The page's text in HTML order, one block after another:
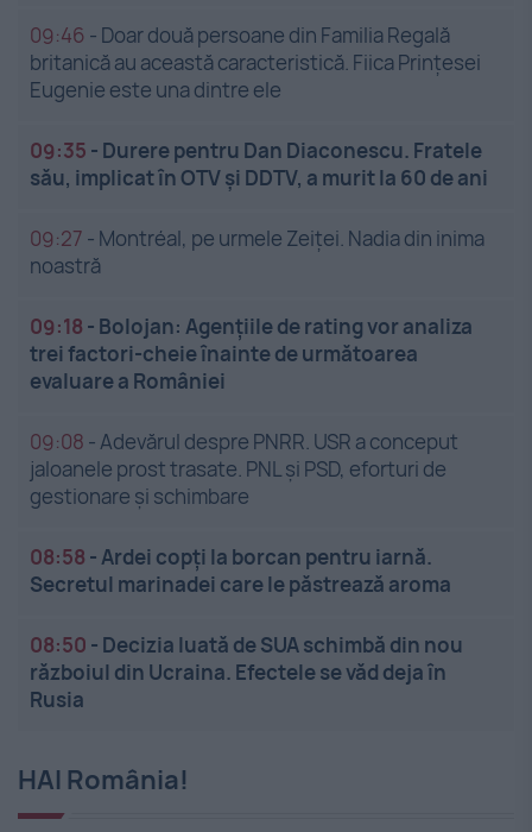
09:46 - Doar două persoane din Familia Regală
britanică au această caracteristică. Fiica Prințesei
Eugenie este una dintre ele
09:35 - Durere pentru Dan Diaconescu. Fratele
său, implicat în OTV și DDTV, a murit la 60 de ani
09:27 - Montréal, pe urmele Zeiței. Nadia din inima
noastră
09:18 - Bolojan: Agențiile de rating vor analiza
trei factori-cheie înainte de următoarea
evaluare a României
09:08 -Adevărul despre PNRR. USR a conceput
jaloanele prost trasate. PNL și PSD, eforturi de
gestionare și schimbare
08:58 -Ardei copți la borcan pentru iarnă.
Secretul marinadei care le păstrează aroma
08:50 - Decizia luată de SUA schimbă din nou
războiul din Ucraina. Efectele se văd deja în
Rusia
HAI România!